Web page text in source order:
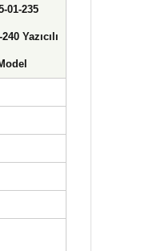
01-235
240 Yazıcılı